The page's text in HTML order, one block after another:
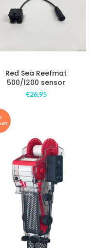
Red Sea Reefmat
500/1200 sensor
€26,95